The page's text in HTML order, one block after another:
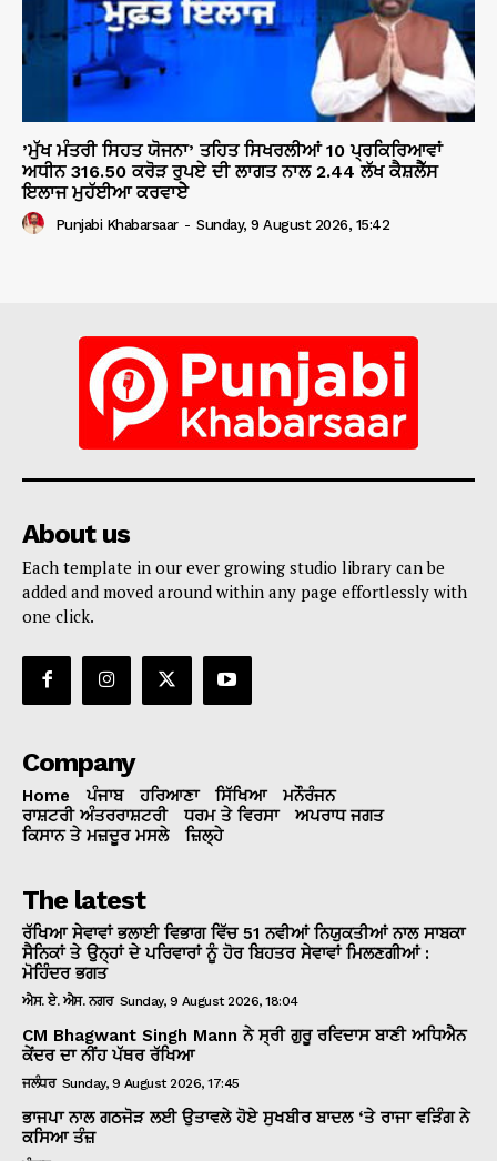
’ਮੁੱਖ ਮੰਤਰੀ ਸਿਹਤ ਯੋਜਨਾ’ ਤਹਿਤ ਸਿਖਰਲੀਆਂ 10 ਪ੍ਰਕਿਰਿਆਵਾਂ
ਅਧੀਨ 316.50 ਕਰੋੜ ਰੁਪਏ ਦੀ ਲਾਗਤ ਨਾਲ 2.44 ਲੱਖ ਕੈਸ਼ਲੈੱਸ
ਇਲਾਜ ਮੁਹੱਈਆ ਕਰਵਾਏੇ
Punjabi Khabarsaar - Sunday, 9 August 2026, 15:42
About us
Each template in our ever growing studio library can be
added and moved around within any page effortlessly with
one click.
Company
Home ਪੰਜਾਬ ਹਰਿਆਣਾ ਸਿੱਖਿਆ
ਮਨੌਰੰਜਨ
ਰਾਸ਼ਟਰੀ ਅੰਤਰਰਾਸ਼ਟਰੀ
ਧਰਮ ਤੇ ਵਿਰਸਾ
ਅਪਰਾਧ ਜਗਤ
ਕਿਸਾਨ ਤੇ ਮਜ਼ਦੂਰ ਮਸਲੇ
ਜ਼ਿਲ੍ਹੇ
The latest
ਰੱਖਿਆ ਸੇਵਾਵਾਂ ਭਲਾਈ ਵਿਭਾਗ ਵਿੱਚ 51 ਨਵੀਆਂ ਨਿਯੁਕਤੀਆਂ ਨਾਲ ਸਾਬਕਾ
ਸੈਨਿਕਾਂ ਤੇ ਉਨ੍ਹਾਂ ਦੇ ਪਰਿਵਾਰਾਂ ਨੂੰ ਹੋਰ ਬਿਹਤਰ ਸੇਵਾਵਾਂ ਮਿਲਣਗੀਆਂ :
ਮੋਹਿੰਦਰ ਭਗਤ
ਐਸ. ਏ. ਐਸ. ਨਗਰ Sunday, 9 August 2026, 18:04
CM Bhagwant Singh Mann ਨੇ ਸ੍ਰੀ ਗੁਰੂ ਰਵਿਦਾਸ ਬਾਣੀ ਅਧਿਐਨ
ਕੇਂਦਰ ਦਾ ਨੀਂਹ ਪੱਥਰ ਰੱਖਿਆ
ਜਲੰਧਰ Sunday, 9 August 2026, 17:45
ਭਾਜਪਾ ਨਾਲ ਗਠਜੋੜ ਲਈ ਉਤਾਵਲੇ ਹੋਏ ਸੁਖਬੀਰ ਬਾਦਲ ‘ਤੇ ਰਾਜਾ ਵੜਿੰਗ ਨੇ
ਕਸਿਆ ਤੰਜ਼